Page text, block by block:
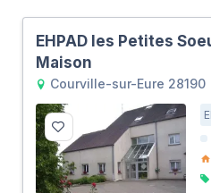
EHPAD les Petites
Maison
Courville-sur-Eure 28190